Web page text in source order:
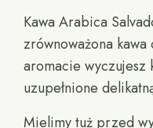
Kawa Arabica
zrównoważona
aromacie wyczujesz
uzupełnione
Mielimy tuż przed